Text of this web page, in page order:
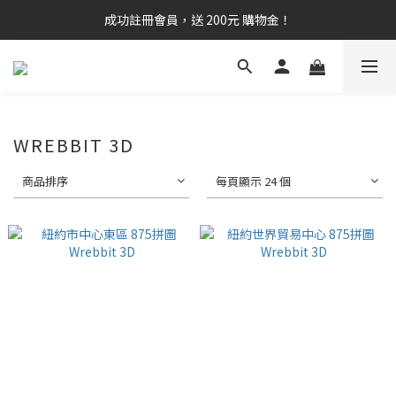
成功註冊會員，送 200元 購物金！
WREBBIT 3D
商品排序 每頁顯示 24 個